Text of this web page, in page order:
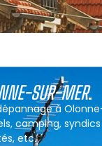
SUR-MER.
à
camping,
etc.